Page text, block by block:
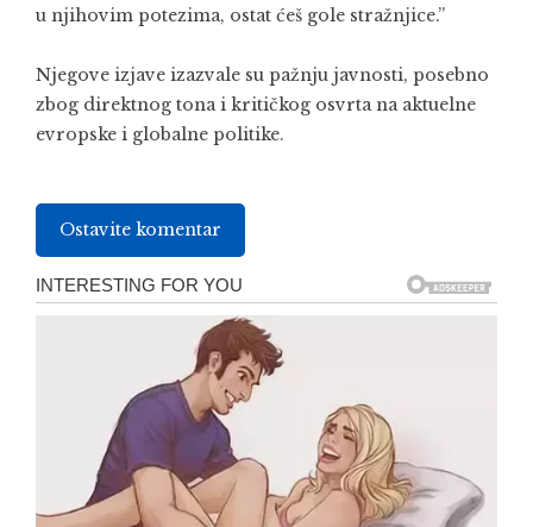
u njihovim potezima, ostat ćeš gole stražnjice.”
Njegove izjave izazvale su pažnju javnosti, posebno
zbog direktnog tona i kritičkog osvrta na aktuelne
evropske i globalne politike.
Ostavite komentar